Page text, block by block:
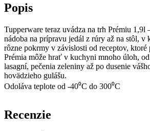
Popis
Tupperware teraz uvádza na trh Prémiu
nádoba na prípravu jedál z rúry až na stôl,
rôzne pokrmy v závislosti od receptov, ktoré
Prémia môže hrať v kuchyni mnoho úloh,
lasagní, pečenia zeleniny až po dusenie
hovädzieho gulášu.
Odoláva teplote od -40⁰C do 300⁰C
Recenzie